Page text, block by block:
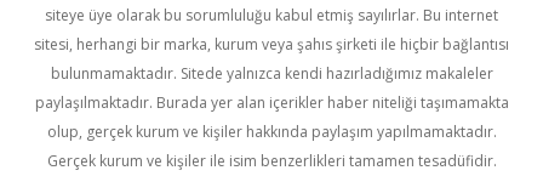
siteye üye olarak bu sorumluluğu kabul etmiş sayılırlar. Bu internet
sitesi, herhangi bir marka, kurum veya şahıs şirketi ile hiçbir bağlantısı
bulunmamaktadır. Sitede yalnızca kendi hazırladığımız makaleler
paylaşılmaktadır. Burada yer alan içerikler haber niteliği taşımamakta
olup, gerçek kurum ve kişiler hakkında paylaşım yapılmamaktadır.
Gerçek kurum ve kişiler ile isim benzerlikleri tamamen tesadüfidir.